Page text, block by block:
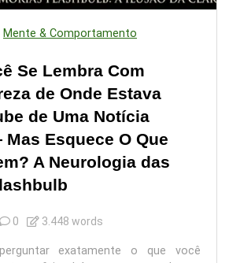
Mente & Comportamento
Se Lembra Com
de Onde Estava
de Uma Notícia
Esquece O Que
A Neurologia das
0 3.448 words
exatamente o que você